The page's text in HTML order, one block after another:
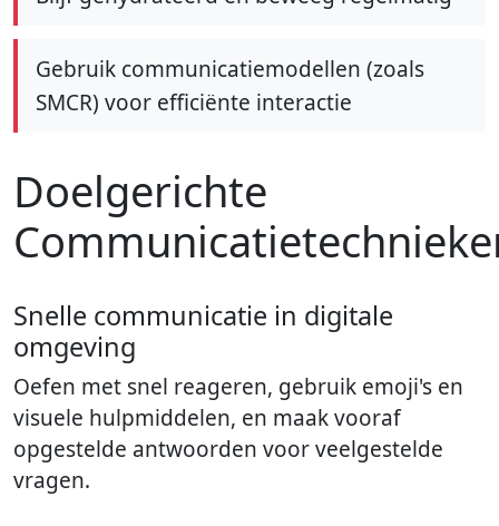
Gebruik communicatiemodellen (zoals
SMCR) voor efficiënte interactie
Doelgerichte
Snelle communicatie in digitale
omgeving
Oefen met snel reageren, gebruik emoji's en
visuele hulpmiddelen, en maak vooraf
opgestelde antwoorden voor veelgestelde
vragen.